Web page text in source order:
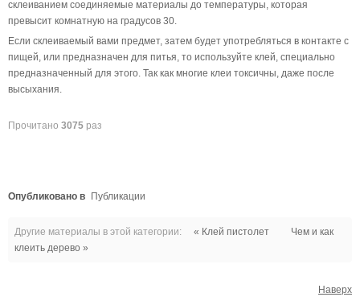
склеиванием соединяемые материалы до температуры, которая
превысит комнатную на градусов 30.
Если склеиваемый вами предмет, затем будет употребляться в контакте с
пищей, или предназначен для питья, то используйте клей, специально
предназначенный для этого. Так как многие клеи токсичны, даже после
высыхания.
Прочитано 3075 раз
Опубликовано в Публикации
Другие материалы в этой категории: « Клей пистолет
Чем и как
клеить дерево »
Наверх